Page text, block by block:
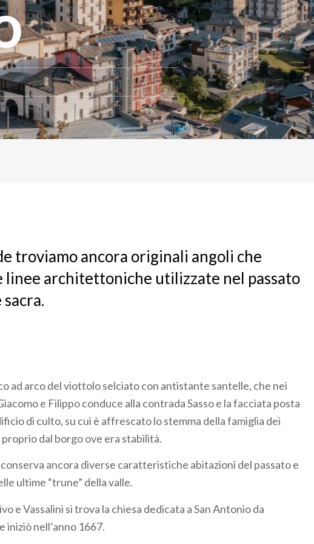
troviamo ancora originali angoli che
linee architettoniche utilizzate nel passato
ad arco del viottolo selciato con antistante santelle, che nei
e Filippo conduce alla contrada Sasso e la facciata posta
di culto, su cui è affrescato lo stemma della famiglia dei
dal borgo ove era stabilità.
ancora diverse caratteristiche abitazioni del passato e
ultime “trune” della valle.
e Vassalini si trova la chiesa dedicata a San Antonio da
iniziò nell’anno 1667.